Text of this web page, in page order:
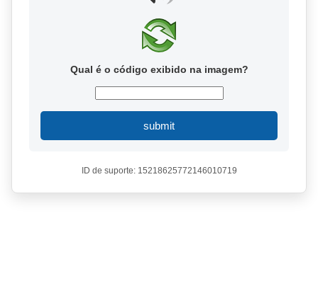
Qual é o código exibido na imagem?
submit
ID de suporte: 15218625772146010719